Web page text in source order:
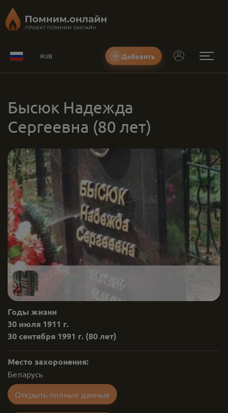
RUB Добавить
Бысюк Надежда
Сергеевна (80 лет)
Годы жизни
30 июля 1911 г.
30 сентября 1991 г. (80 лет)
Место захоронения:
Беларусь
Открыть полные данные